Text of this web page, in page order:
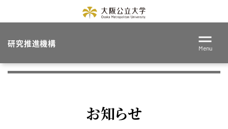
研究推進機構 Menu
お知らせ